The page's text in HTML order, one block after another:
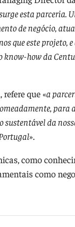
esta
de negócio,
que este projeto,
how da
refere que «a
da
».
como
como